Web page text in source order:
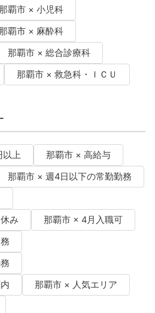
覇市 × 小児科
覇市 × 麻酔科
那覇市 × 総合診療科
那覇市 × 救急科・ＩＣＵ
上
那覇市 × 高給与
那覇市 × 週4日以下の常勤勤務
み
那覇市 × 4月入職可
那覇市 × 人気エリア